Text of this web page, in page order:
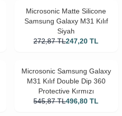
Microsonic Matte Silicone
Samsung Galaxy M31 Kılıf
Siyah
272,87 TL247,20 TL
Microsonic Samsung Galaxy
M31 Kılıf Double Dip 360
Protective Kırmızı
545,87 TL496,80 TL